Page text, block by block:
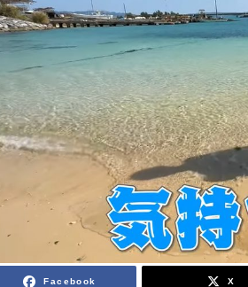
Facebook X